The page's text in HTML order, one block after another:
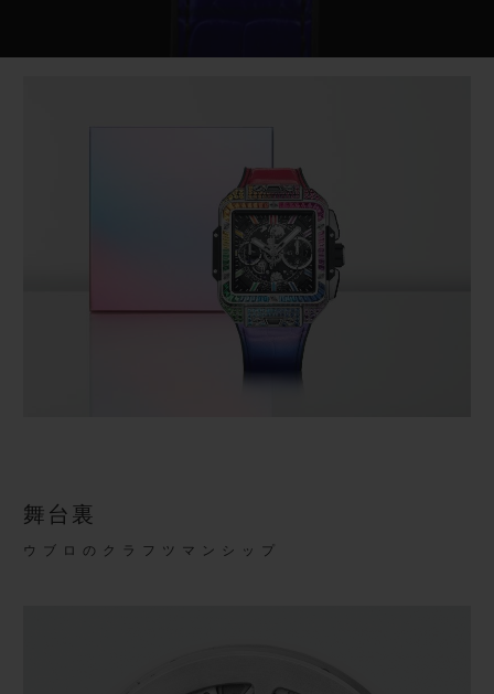
舞台裏
ウブロのクラフツマンシップ